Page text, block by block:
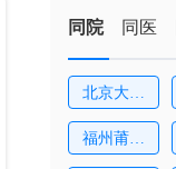
同院 同医
北京大学
深
福州莆田